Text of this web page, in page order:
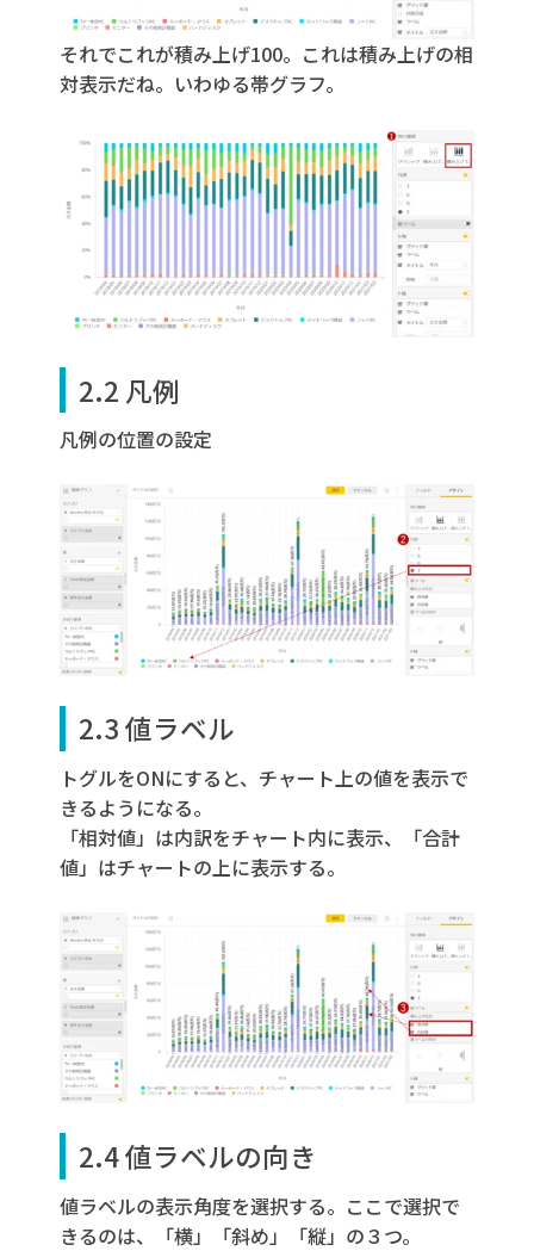
それでこれが積み上げ100。これは積み上げの相
対表示だね。いわゆる帯グラフ。
2.2 凡例
凡例の位置の設定
2.3 値ラベル
トグルをONにすると、チャート上の値を表示で
きるようになる。
「相対値」は内訳をチャート内に表示、「合計
値」はチャートの上に表示する。
2.4 値ラベルの向き
値ラベルの表示角度を選択する。ここで選択で
きるのは、「横」「斜め」「縦」の３つ。